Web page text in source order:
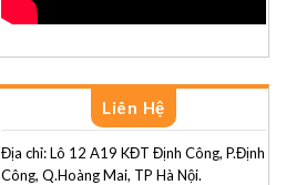
Liên Hệ
Địa chỉ: Lô 12 A19 KĐT Định Công, P.Định
Công, Q.Hoàng Mai, TP Hà Nội.